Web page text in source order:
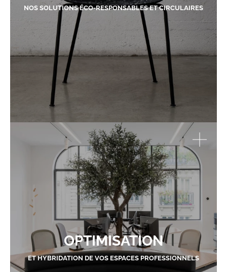
NOS SOLUTIONS ÉCO-RESPONSABLES ET CIRCULAIRES
OPTIMISATION
ET HYBRIDATION DE VOS ESPACES PROFESSIONNELS